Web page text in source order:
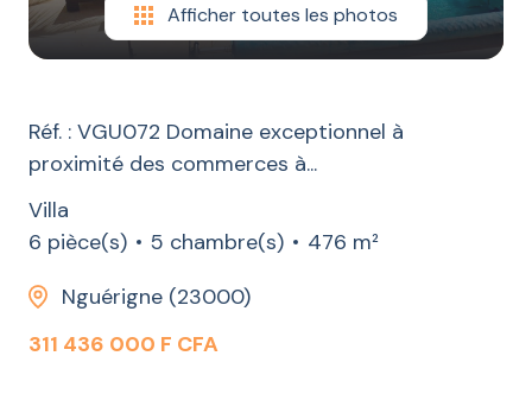
Afficher toutes les photos
Réf. : VGU072 Domaine exceptionnel à
proximité des commerces à...
Villa
6 pièce(s)
5 chambre(s)
476 m²
Nguérigne (23000)
311 436 000 F CFA